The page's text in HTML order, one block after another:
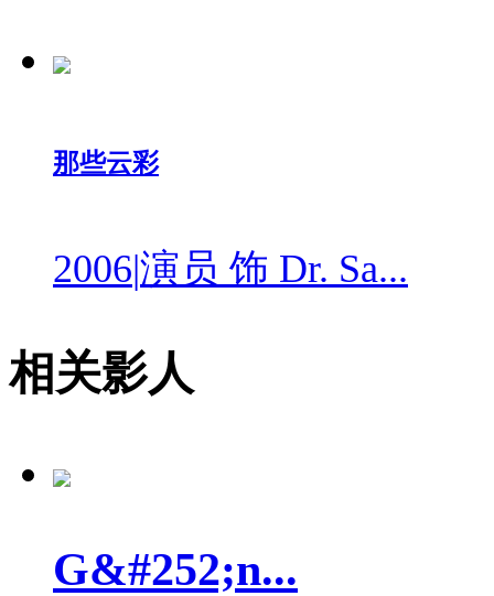
那些云彩
2006|演员 饰 Dr. Sa...
相关影人
G&#252;n...